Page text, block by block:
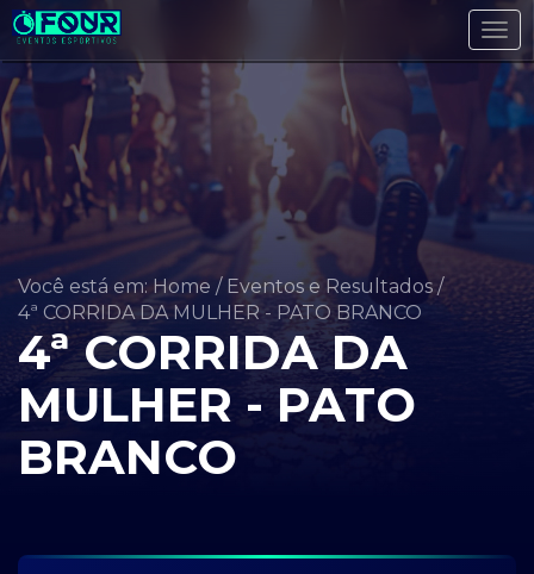
Você está em: Home / Eventos e Resultados /
4ª CORRIDA DA MULHER - PATO BRANCO
4ª CORRIDA DA
MULHER - PATO
BRANCO